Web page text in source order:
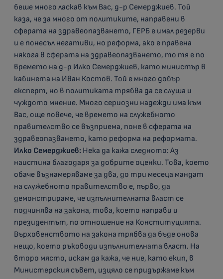
беше много ласкав към Вас, д-р Семерджиев. Той
каза, че за много от политиките, направени в
сферата на здравеопазването, ГЕРБ е имал резерви
и е понесъл негативи, но реформа, ако е правена
някога в сферата на здравеопазването, то тя е по
времето на д-р Илко Семерджиев, като министър в
кабинета на Иван Костов. Той е много добър
експерт, но в политиката трябва да се слуша и
чуждото мнение. Много сериозни надежди има към
Вас, още повече, че времето на служебното
правителство се възприема, поне в сферата на
здравеопазването, като реформа на реформата.
Илко Семерджиев: Нека да кажа следното: Аз
наистина благодаря за добрите оценки. Това, което
обаче възнамеряваме за два, до три месеца мандат
на служебното правителство е, първо, да
демонстрираме, че изпълнителната власт се
подчинява на закона, това, което направи и
президентът, по отношение на Конституцията.
Върховенството на закона трябва да бъде онова
нещо, което ръководи изпълнителната власт. На
второ място, искам да кажа, че ние, като екип, в
Министерския съвет, изцяло се придържаме към